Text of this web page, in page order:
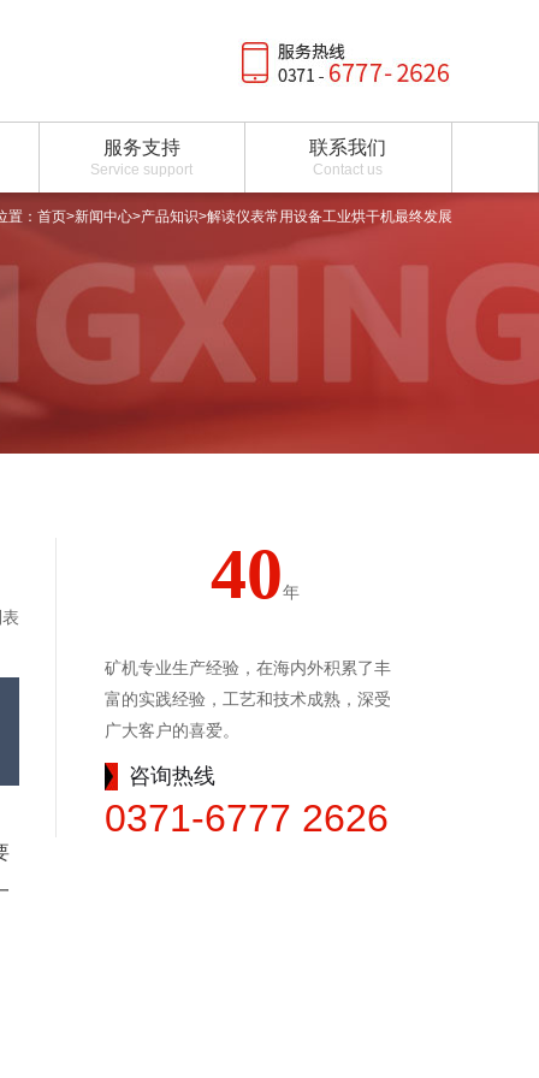
服务支持
Service support
联系我们
Contact us
置： 首页>新闻中心>产品知识>解读仪表常用设备工业烘干机最终发展
40年
矿机专业生产经验，在海内外积累了丰
富的实践经验，工艺和技术成熟，深受
广大客户的喜爱。
咨询热线
0371-6777 2626